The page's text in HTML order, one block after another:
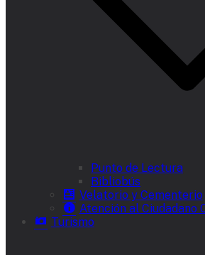
Punto de Lectura
Bibliobús
Velatorio y Cementerio
Atención al Ciudadano
Turismo